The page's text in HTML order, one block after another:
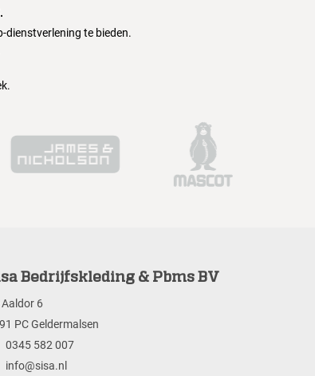
dienstverlening te bieden.
Bedrijfskleding & Pbms BV
Aaldor 6
PC Geldermalsen
0345 582 007
info@sisa.nl